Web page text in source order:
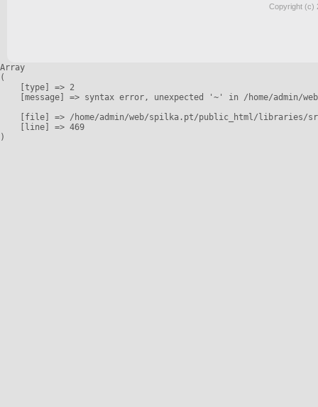
Copyright (c)
Array
(
    [type] => 2
[message] => syntax error, unexpected '~' in /home/admin/
[file] => /home/admin/web/spilka.pt/public_html/libraries/
    [line] => 469